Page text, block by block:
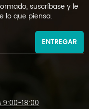
suscríbase y le
lo que piensa.
ENTREGAR
9:00-18:00